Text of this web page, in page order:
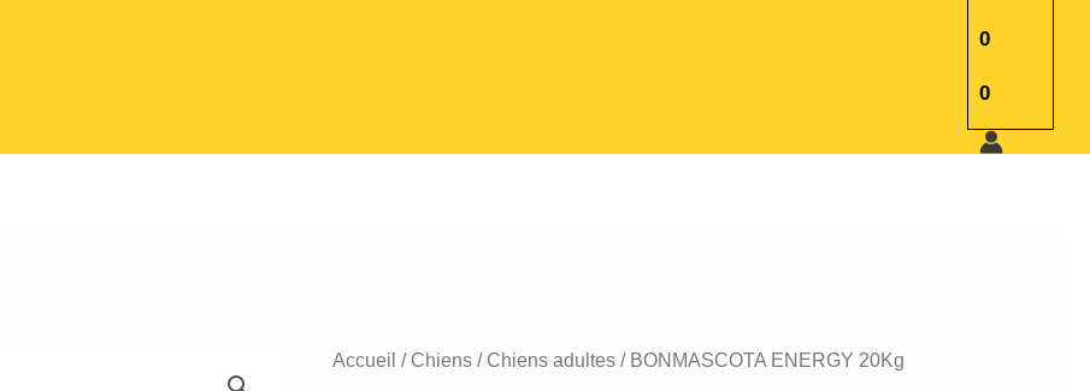
0
0
Accueil / Chiens / Chiens adultes / BONMASCOTA ENERGY 20Kg
quantité